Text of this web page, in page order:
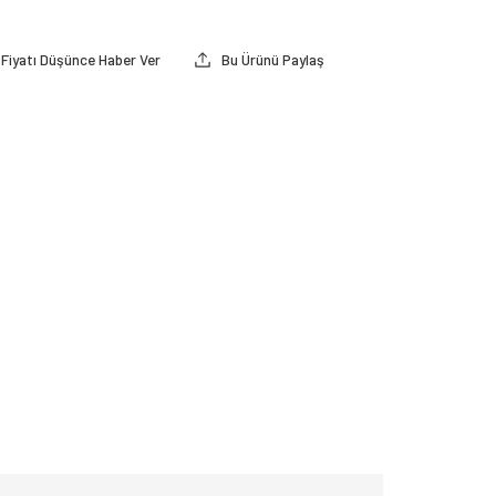
Fiyatı Düşünce Haber Ver Bu Ürünü Paylaş